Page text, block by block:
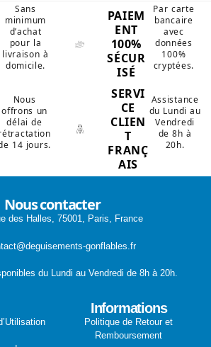
Sans
minimum
d’achat
pour la
livraison à
domicile.
PAIEM
ENT
100%
SÉCUR
ISÉ
Par carte
bancaire
avec
données
100%
cryptées.
Nous
offrons un
délai de
14 jours.
SERVI
CE
CLIEN
T
FRANÇ
AIS
Assistance
du Lundi au
Vendredi
de 8h à
20h.
Nous contacter
des Halles, 75001, Paris, France
gonflables.fr
du Lundi au Vendredi de 8h à 20h.
Informations
Politique de Retour et
Remboursement